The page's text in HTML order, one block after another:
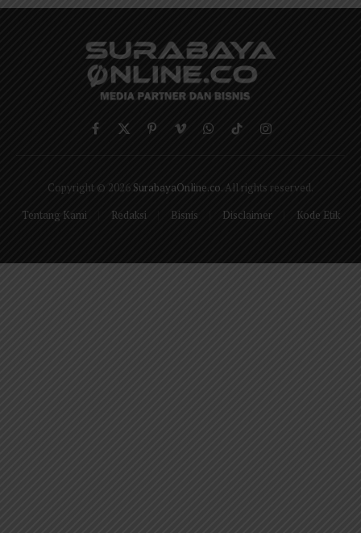
Facebook
X
PinterestVimeoWhatsApp
TikTokInstagram
Copyright © 2026 SurabayaOnline.co. All rights reserved.
Tentang Kami
Redaksi Bisnis Disclaimer Kode Etik